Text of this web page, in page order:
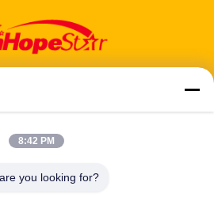
6, gebouw E, Yuanfen Industrial Park,
86-13424296897
8:42 PM
you looking for?